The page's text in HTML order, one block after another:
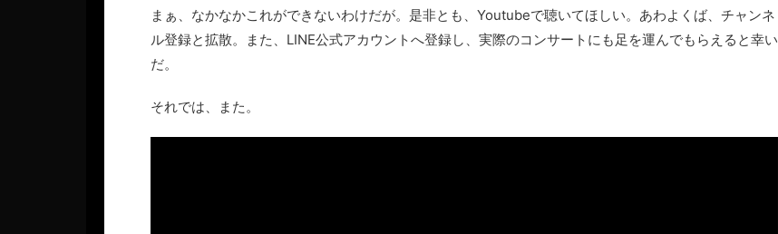
まぁ、なかなかこれができないわけだが。是非とも、Youtubeで聴いてほしい。あわよくば、チャンネ
ル登録と拡散。また、LINE公式アカウントへ登録し、実際のコンサートにも足を運んでもらえると幸い
だ。
それでは、また。